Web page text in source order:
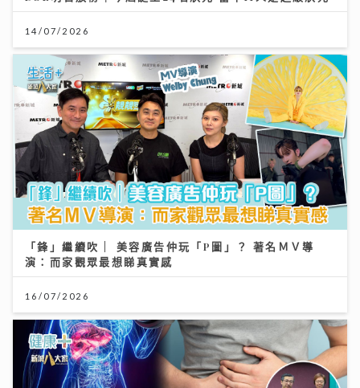
14/07/2026
「鋒」繼續吹 | 美容廣告仲玩「P圖」？ 著名ＭＶ導
演：而家觀眾最想睇真實感
16/07/2026